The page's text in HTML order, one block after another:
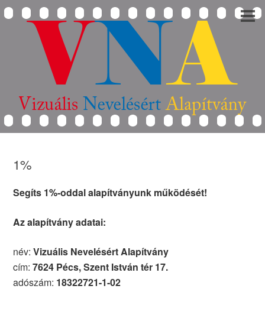
1%
Segíts 1%-oddal alapítványunk működését!
Az alapítvány adatai:
név: Vizuális Nevelésért Alapítvány
cím: 7624 Pécs, Szent István tér 17.
adószám: 18322721-1-02